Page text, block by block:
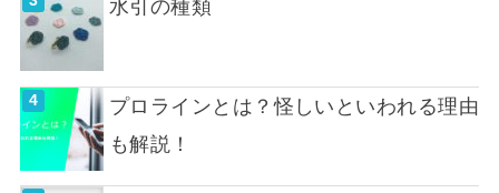
水引の種類
プロラインとは？怪しいといわれる理由
も解説！